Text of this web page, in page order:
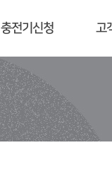
충전기신청 고